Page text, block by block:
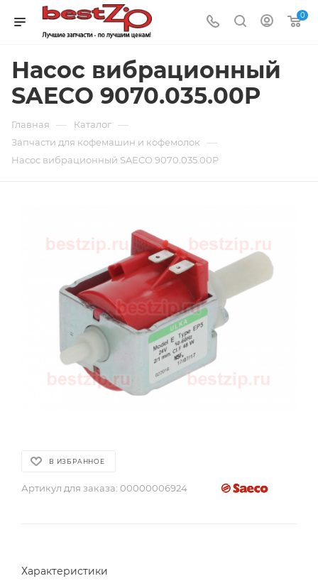
0
Насос вибрационный
SAECO 9070.035.00P
Главная — Каталог —
Запчасти для кофемашин и кофемолок —
Насос вибрационный SAECO 9070.035.00P
В ИЗБРАННОЕ
Артикул для заказа: 00000006924
Характеристики